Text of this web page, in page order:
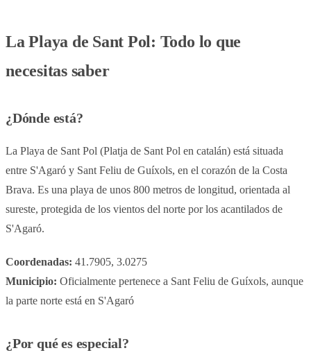
La Playa de Sant Pol: Todo lo que
necesitas saber
¿Dónde está?
La Playa de Sant Pol (Platja de Sant Pol en catalán) está situada
entre S'Agaró y Sant Feliu de Guíxols, en el corazón de la Costa
Brava. Es una playa de unos 800 metros de longitud, orientada al
sureste, protegida de los vientos del norte por los acantilados de
S'Agaró.
Coordenadas: 41.7905, 3.0275
Municipio: Oficialmente pertenece a Sant Feliu de Guíxols, aunque
la parte norte está en S'Agaró
¿Por qué es especial?